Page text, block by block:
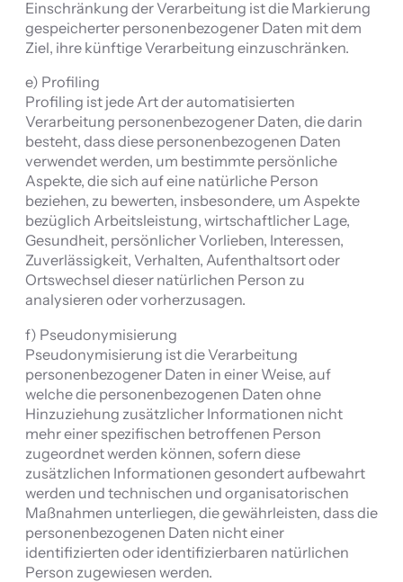
Einschränkung der Verarbeitung ist die Markierung
gespeicherter personenbezogener Daten mit dem
Ziel, ihre künftige Verarbeitung einzuschränken.
e) Profiling
Profiling ist jede Art der automatisierten
Verarbeitung personenbezogener Daten, die darin
besteht, dass diese personenbezogenen Daten
verwendet werden, um bestimmte persönliche
Aspekte, die sich auf eine natürliche Person
beziehen, zu bewerten, insbesondere, um Aspekte
bezüglich Arbeitsleistung, wirtschaftlicher Lage,
Gesundheit, persönlicher Vorlieben, Interessen,
Zuverlässigkeit, Verhalten, Aufenthaltsort oder
Ortswechsel dieser natürlichen Person zu
analysieren oder vorherzusagen.
f) Pseudonymisierung
Pseudonymisierung ist die Verarbeitung
personenbezogener Daten in einer Weise, auf
welche die personenbezogenen Daten ohne
Hinzuziehung zusätzlicher Informationen nicht
mehr einer spezifischen betroffenen Person
zugeordnet werden können, sofern diese
zusätzlichen Informationen gesondert aufbewahrt
werden und technischen und organisatorischen
Maßnahmen unterliegen, die gewährleisten, dass die
personenbezogenen Daten nicht einer
identifizierten oder identifizierbaren natürlichen
Person zugewiesen werden.